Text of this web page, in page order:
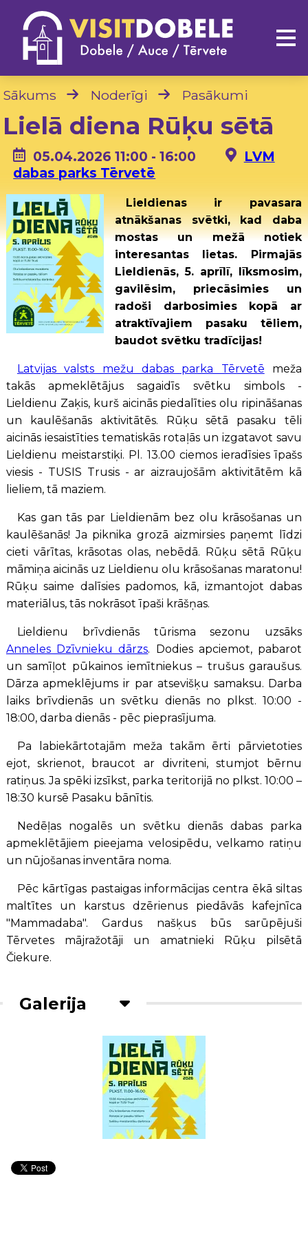
Sākums Noderīgi Pasākumi
Lielā diena Rūķu sētā
05.04.2026 11:00 - 16:00
LVM
dabas parks Tērvetē
Lieldienas ir pavasara
atnākšanas svētki, kad daba
mostas un mežā notiek
interesantas lietas. Pirmajās
Lieldienās, 5. aprīlī, līksmosim,
gavilēsim, priecāsimies un
radoši darbosimies kopā ar
atraktīvajiem pasaku tēliem,
baudot svētku tradīcijas!
Latvijas valsts mežu dabas parka Tērvetē meža
takās apmeklētājus sagaidīs svētku simbols -
Lieldienu Zaķis, kurš aicinās piedalīties olu ripināšanas
un kaulēšanās aktivitātēs. Rūķu sētā pasaku tēli
aicinās iesaistīties tematiskās rotaļās un izgatavot savu
Lieldienu meistarstiķi. Pl. 13.00 ciemos ieradīsies īpašs
viesis - TUSIS Trusis - ar aizraujošām aktivitātēm kā
lieliem, tā maziem.
Kas gan tās par Lieldienām bez olu krāsošanas un
kaulēšanās! Ja piknika grozā aizmirsies paņemt līdzi
cieti vārītas, krāsotas olas, nebēdā. Rūķu sētā Rūķu
māmiņa aicinās uz Lieldienu olu krāsošanas maratonu!
Rūķu saime dalīsies padomos, kā, izmantojot dabas
materiālus, tās nokrāsot īpaši krāšņas.
Lieldienu brīvdienās tūrisma sezonu uzsāks
Anneles Dzīvnieku dārzs. Dodies apciemot, pabarot
un samīļot pūkainos iemītniekus – trušus garaušus.
Dārza apmeklējums ir par atsevišķu samaksu. Darba
laiks brīvdienās un svētku dienās no plkst. 10:00 -
18:00, darba dienās - pēc pieprasījuma.
Pa labiekārtotajām meža takām ērti pārvietoties
ejot, skrienot, braucot ar divriteni, stumjot bērnu
ratiņus. Ja spēki izsīkst, parka teritorijā no plkst. 10:00 –
18:30 kursē Pasaku bānītis.
Nedēļas nogalēs un svētku dienās dabas parka
apmeklētājiem pieejama velosipēdu, velkamo ratiņu
un nūjošanas inventāra noma.
Pēc kārtīgas pastaigas informācijas centra ēkā siltas
maltītes un karstus dzērienus piedāvās kafejnīca
"Mammadaba". Gardus našķus būs sarūpējuši
Tērvetes mājražotāji un amatnieki Rūķu pilsētā
Čiekure.
Galerija